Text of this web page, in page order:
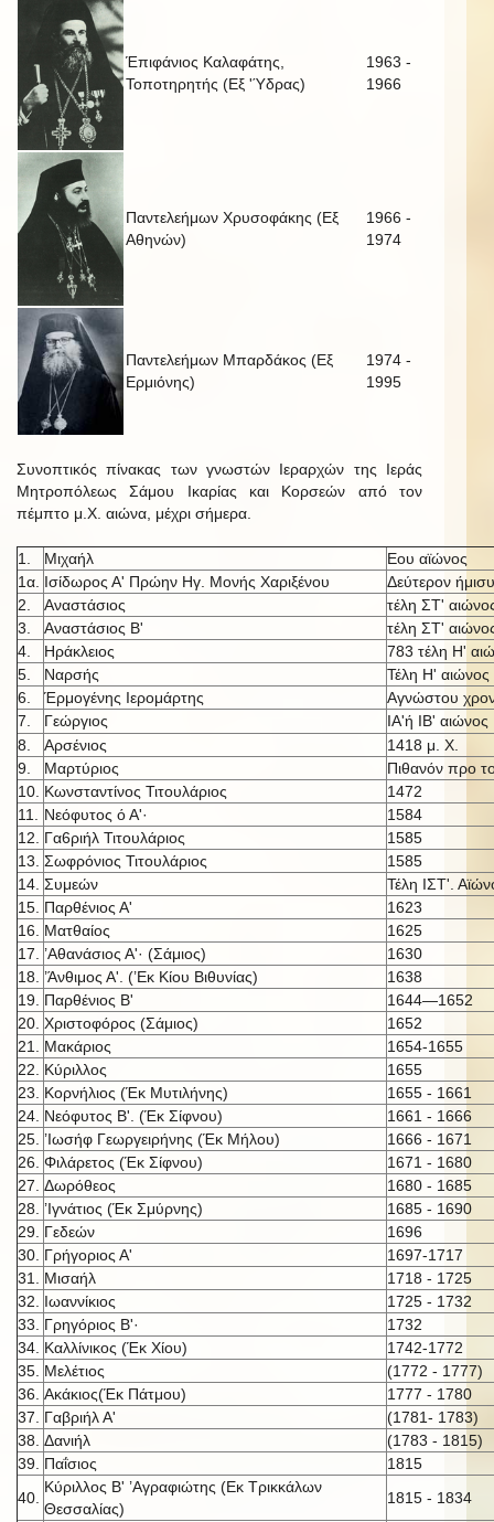
Έπιφάνιος Καλαφάτης,
Τοποτηρητής (Εξ 'Ύδρας)
1963 -
1966
Παντελεήμων Χρυσοφάκης (Εξ
Αθηνών)
1966 -
1974
Παντελεήμων Μπαρδάκος (Εξ
Ερμιόνης)
1974 -
1995
Συνοπτικός πίνακας των γνωστών Ιεραρχών της Ιεράς
Μητροπόλεως Σάμου Ικαρίας και Κορσεών από τον
πέμπτο μ.Χ. αιώνα, μέχρι σήμερα.
1. Μιχαήλ
Εου αϊώνος
1α. Ισίδωρος Α' Πρώην Ηγ. Μονής Χαριξένου
Δεύτερον
2.
Αναστάσιος
τέλη ΣΤ'
3.
Αναστάσιος Β'
τέλη ΣΤ'
4.
Ηράκλειος
783 τέλη Η'
5.
Ναρσής
Τέλη Η' αιώνος
6.
Έρμογένης Ιερομάρτης
Αγνώστου
7.
Γεώργιος ΙΑ'ή IB' αιώνος
8.
Αρσένιος
1418 μ. X.
9.
Μαρτύριος
Πιθανόν προ
10. Κωνσταντίνος Τιτουλάριος
1472
11.
Νεόφυτος ό Α'·
1584
12.
Γα6ριήλ Τιτουλάριος
1585
13. Σωφρόνιος Τιτουλάριος
1585
14. Συμεών
Τέλη ΙΣΤ'.
15. Παρθένιος Α'
1623
16.
Ματθαίος
1625
17.
’Αθανάσιος Α'· (Σάμιος)
1630
18.
’Άνθιμος Α'. (’Εκ Κίου Βιθυνίας)
1638
19. Παρθένιος Β'
1644—1652
20. Χριστοφόρος (Σάμιος)
1652
21.
Μακάριος
1654-1655
22.
Κύριλλος
1655
23.
Κορνήλιος (Έκ Μυτιλήνης)
1655 - 1661
24. Νεόφυτος Β'. (Έκ Σίφνου)
1661 - 1666
25. ’Ιωσήφ Γεωργειρήνης (Έκ Μήλου)
1666 - 1671
26. Φιλάρετος (Έκ Σίφνου)
1671 - 1680
27. Δωρόθεος
1680 - 1685
28.
’Ιγνάτιος (Έκ Σμύρνης)
1685 - 1690
29. Γεδεών
1696
30. Γρήγοριος Α'
1697-1717
31.
Μισαήλ
1718 - 1725
32.
Ιωαννίκιος
1725 - 1732
33.
Γρηγόριος Β'·
1732
34. Καλλίνικος (Έκ Χίου)
1742-1772
35. Μελέτιος
(1772 - 1777)
36. Ακάκιος(Έκ Πάτμου)
1777 - 1780
37.
Γαβριήλ Α'
(1781- 1783)
38. Δανιήλ
(1783 - 1815)
39. Παΐσιος
1815
40.
Κύριλλος Β' ’Αγραφιώτης (Εκ Τρικκάλων
Θεσσαλίας)
1815 - 1834